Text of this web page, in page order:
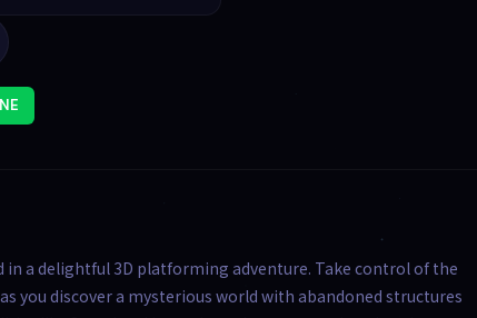
a delightful 3D platforming adventure. Take control of the
you discover a mysterious world with abandoned structures